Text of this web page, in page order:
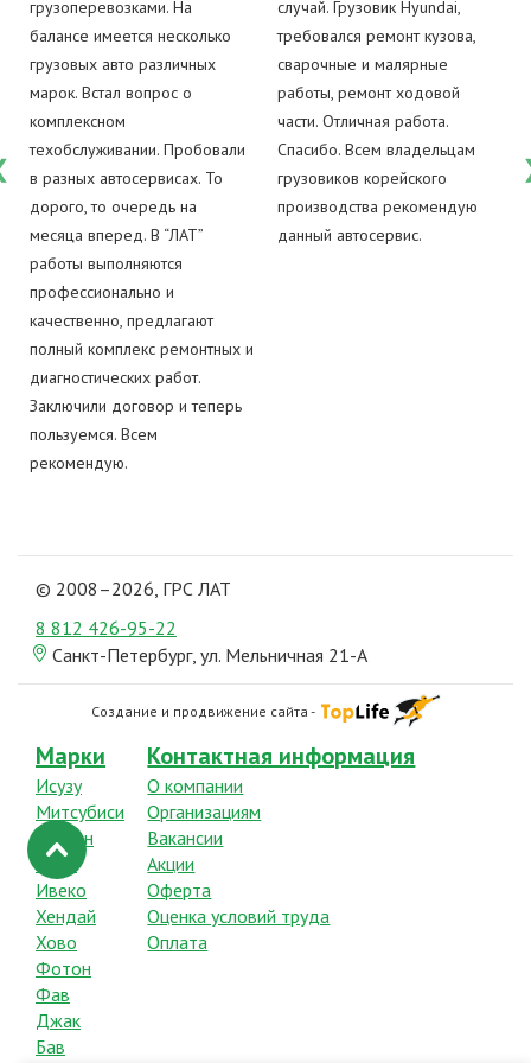
грузоперевозками. На
балансе имеется несколько
грузовых авто различных
марок. Встал вопрос о
комплексном
техобслуживании. Пробовали
в разных автосервисах. То
дорого, то очередь на
месяца вперед. В “ЛАТ”
работы выполняются
профессионально и
качественно, предлагают
полный комплекс ремонтных и
диагностических работ.
Заключили договор и теперь
пользуемся. Всем
рекомендую.
случай. Грузовик Hyundai,
требовался ремонт кузова,
сварочные и малярные
работы, ремонт ходовой
части. Отличная работа.
Спасибо. Всем владельцам
грузовиков корейского
производства рекомендую
данный автосервис.
Марки
Исузу
Митсубиси
Ниссан
Хино
Ивеко
Хендай
Хово
Фотон
Фав
Джак
Бав
Контактная информация
О компании
Организациям
Вакансии
Акции
Оферта
Оценка условий труда
Оплата
© 2008–2026, ГРС ЛАТ
8 812 426-95-22
Санкт-Петербург, ул. Мельничная 21-А
Создание и продвижение сайта -